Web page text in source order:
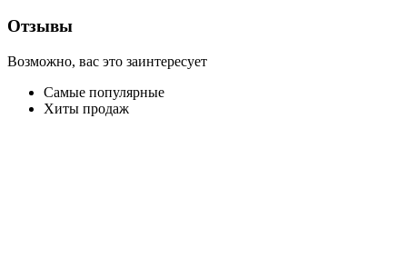
Отзывы
Возможно, вас это заинтересует
Самые популярные
Хиты продаж